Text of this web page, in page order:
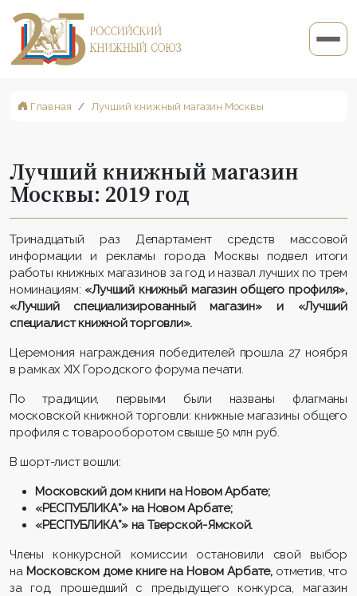
Главная Лучший книжный магазин Москвы
Лучший книжный магазин
Москвы: 2019 год
Тринадцатый раз Департамент средств массовой
информации и рекламы города Москвы подвел итоги
работы книжных магазинов за год и назвал лучших по трем
номинациям: «Лучший книжный магазин общего профиля»,
«Лучший специализированный магазин» и «Лучший
специалист книжной торговли».
Церемония награждения победителей прошла 27 ноября
в рамках XIХ Городского форума печати.
По традиции, первыми были названы флагманы
московской книжной торговли: книжные магазины общего
профиля с товарооборотом свыше 50 млн руб.
В шорт-лист вошли:
Московский дом книги на Новом Арбате;
«РЕСПУБЛИКА*» на Новом Арбате;
«РЕСПУБЛИКА*» на Тверской-Ямской.
Члены конкурсной комиссии остановили свой выбор
на Московском доме книге на Новом Арбате, отметив, что
за год, прошедший с предыдущего конкурса, магазин